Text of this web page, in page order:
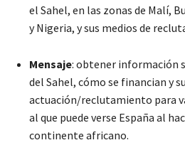
el Sahel, en las zonas de Malí,
y Nigeria, y sus medios de
Mensaje: obtener información
del Sahel, cómo se financian y
actuación/reclutamiento para
al que puede verse España al
continente africano.